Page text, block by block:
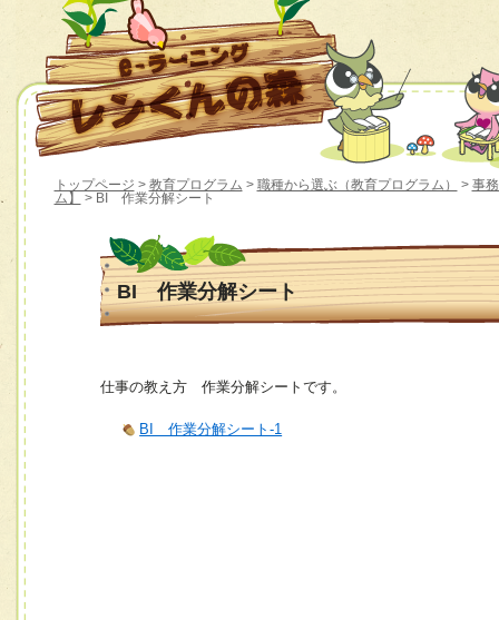
トップページ > 教育プログラム > 職種から選ぶ（教育プログラム） > 事
ム】
> BI 作業分解シート
BI 作業分解シート
仕事の教え方 作業分解シートです。
BI 作業分解シート-1